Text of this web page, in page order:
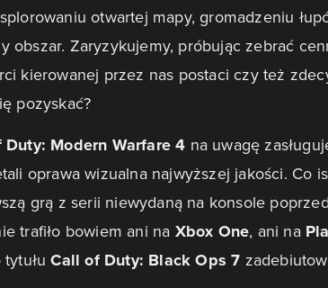
otwartej mapy, gromadzeniu
obszar. Zaryzykujemy, próbując zebrać
kierowanej przez nas postaci czy też
pozyskać?
Duty: Modern Warfare 4 na uwagę
oprawa wizualna najwyższej jakości. Co
grą z serii niewydaną na konsole
trafiło bowiem ani na Xbox One, ani na
tytułuCall of Duty: Black Ops 7